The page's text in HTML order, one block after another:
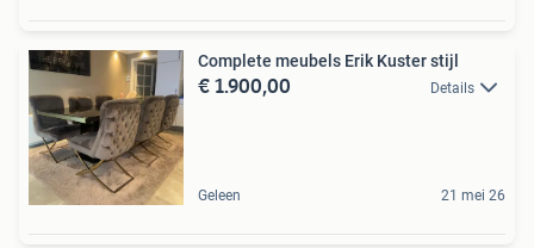
Complete meubels Erik Kuster stijl
€ 1.900,00 Details
Geleen 21 mei 26